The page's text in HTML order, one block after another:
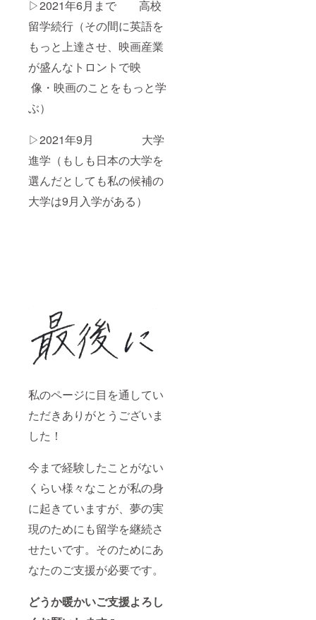
▷2021年6月まで 高校
留学続行（その間に英語を
もっと上達させ、映画産業
が盛んなトロントで映
像・映画のことをもっと学
ぶ）
▷2021年9月 大学
進学（もしも日本の大学を
選んだとしても私の候補の
大学は9月入学がある）
私のページに目を通してい
ただきありがとうございま
した！
今まで経験したことがない
くらい様々なことが私の身
に起きていますが、夢の実
現のためにも留学を継続さ
せたいです。そのためにあ
なたのご支援が必要です。
どうか暖かいご支援よろし